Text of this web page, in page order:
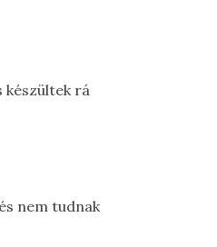
készültek rá
nem tudnak